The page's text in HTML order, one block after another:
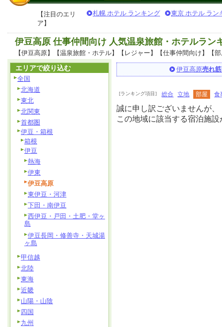
【注目のエリ
ア】
札幌 ホテル ランキング 東京 ホテル ラン
伊豆高原 仕事仲間向け 人気温泉旅館・ホテルラン
【伊豆高原】【温泉旅館・ホテル】【レジャー】【仕事仲間向け】【
伊豆高原売れ筋
[ランキング項目] 総合 立地 部屋 食
誠に申し訳ございませんが、
この地域に該当する宿泊施
エリアで絞り込む
全国
北海道
東北
北関東
首都圏
伊豆・箱根
箱根
伊豆
熱海
伊東
伊豆高原
東伊豆・河津
下田・南伊豆
西伊豆・戸田・土肥・堂ヶ
島
伊豆長岡・修善寺・天城湯
ヶ島
甲信越
北陸
東海
近畿
山陽・山陰
四国
九州